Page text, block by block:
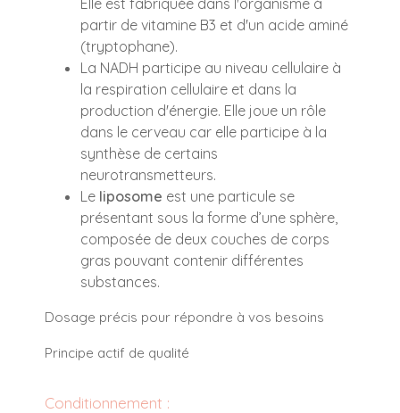
partir de vitamine B3 et d'un acide aminé
(tryptophane).
La NADH participe au niveau cellulaire à
la respiration cellulaire et dans la
production d'énergie. Elle joue un rôle
dans le cerveau car elle participe à la
synthèse de certains
neurotransmetteurs.
Le liposome est une particule se
présentant sous la forme d’une sphère,
composée de deux couches de corps
gras pouvant contenir différentes
substances.
Dosage précis pour répondre à vos besoins
Principe actif de qualité
Conditionnement :